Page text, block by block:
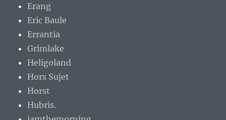
Erang
Eric Baule
Errantia
Grimlake
Heligoland
Hors Sujet
Horst
Hubris.